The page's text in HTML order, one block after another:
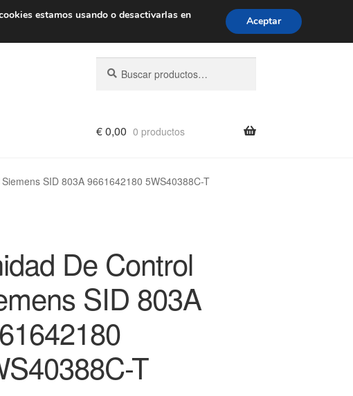
de 9 a. m. a 4 p. m.900 933 246
por:
€0,00 0 productos
SID 803A 9661642180 5WS40388C-T
De Control
SID 803A
T
estamos usando o desactivarlas en
Aceptar